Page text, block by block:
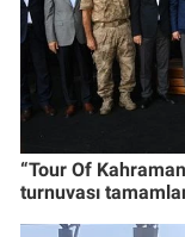
“Tour Of
turnuvası